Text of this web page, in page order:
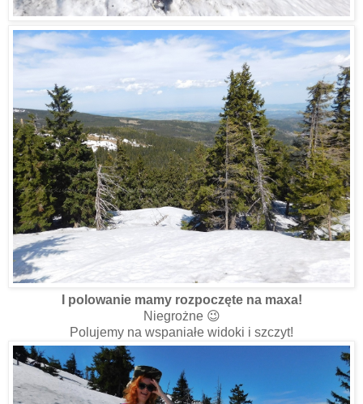
I polowanie mamy rozpoczęte na maxa!
Niegrożne 😉
Polujemy na wspaniałe widoki i szczyt!